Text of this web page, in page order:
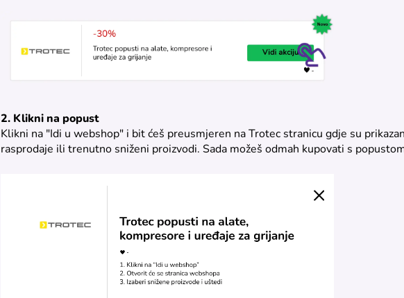
2. Klikni na popust
Klikni na "Idi u webshop" i bit ćeš preusmjeren na Trotec stranicu gdje su
rasprodaje ili trenutno sniženi proizvodi. Sada možeš odmah kupovati s